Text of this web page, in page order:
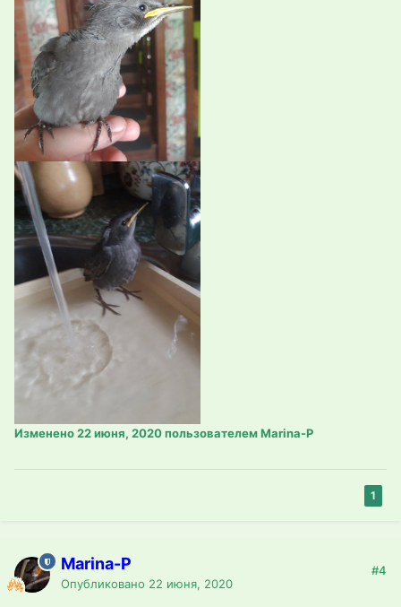
Изменено22 июня, 2020пользователем Marina-P
1
Marina-P
Опубликовано 22 июня, 2020
#4